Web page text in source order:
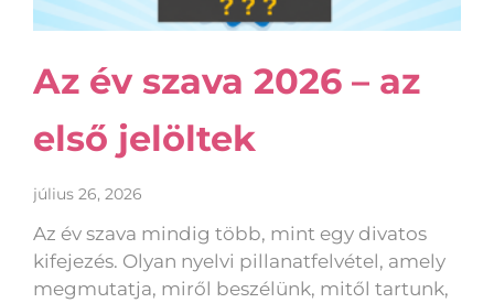
Az év szava 2026 – az
első jelöltek
július 26, 2026
Az év szava mindig több, mint egy divatos
kifejezés. Olyan nyelvi pillanatfelvétel, amely
megmutatja, miről beszélünk, mitől tartunk,